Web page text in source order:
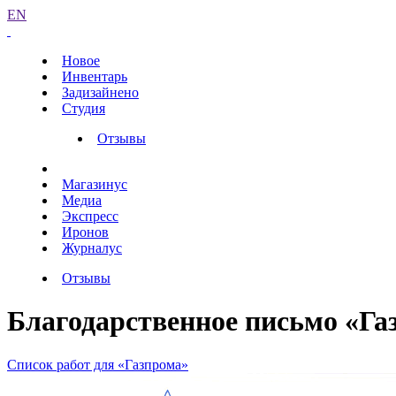
EN
Новое
Инвентарь
Задизайнено
Студия
Отзывы
Магазинус
Медиа
Экспресс
Иронов
Журналус
Отзывы
Благодарственное письмо
Список работ для «Газпрома»